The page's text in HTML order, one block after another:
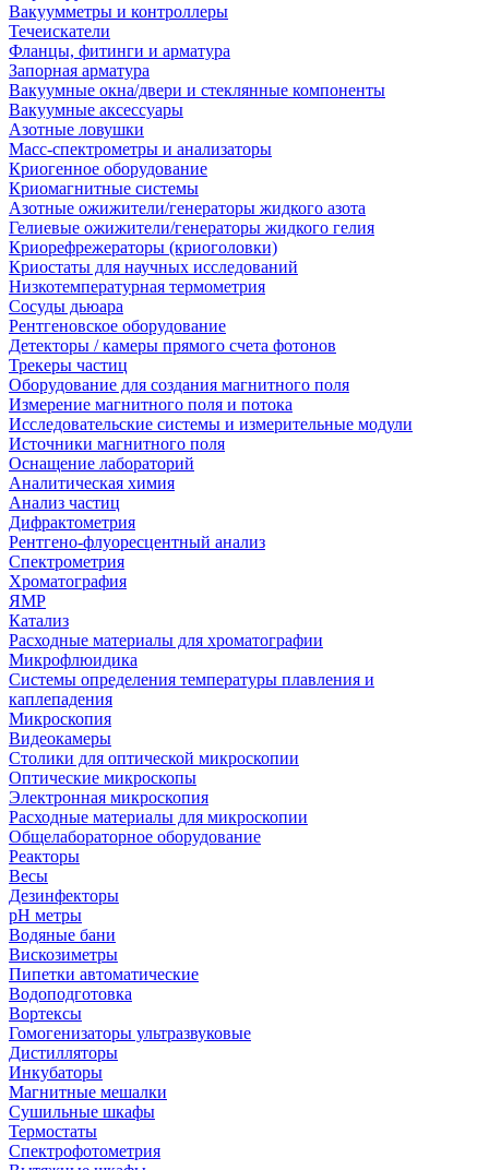
Вакуумметры и контроллеры
Течеискатели
Фланцы, фитинги и арматура
Запорная арматура
Вакуумные окна/двери и стеклянные компоненты
Вакуумные аксессуары
Азотные ловушки
Масс-спектрометры и анализаторы
Криогенное оборудование
Криомагнитные системы
Азотные ожижители/генераторы жидкого азота
Гелиевые ожижители/генераторы жидкого гелия
Криорефрежераторы (криоголовки)
Криостаты для научных исследований
Низкотемпературная термометрия
Сосуды дьюара
Рентгеновское оборудование
Детекторы / камеры прямого счета фотонов
Трекеры частиц
Оборудование для создания магнитного поля
Измерение магнитного поля и потока
Исследовательские системы и измерительные модули
Источники магнитного поля
Оснащение лабораторий
Аналитическая химия
Анализ частиц
Дифрактометрия
Рентгено-флуоресцентный анализ
Спектрометрия
Хроматография
ЯМР
Катализ
Расходные материалы для хроматографии
Микрофлюидика
Системы определения температуры плавления и
каплепадения
Микроскопия
Видеокамеры
Столики для оптической микроскопии
Оптические микроскопы
Электронная микроскопия
Расходные материалы для микроскопии
Общелабораторное оборудование
Реакторы
Весы
Дезинфекторы
рН метры
Водяные бани
Вискозиметры
Пипетки автоматические
Водоподготовка
Вортексы
Гомогенизаторы ультразвуковые
Дистилляторы
Инкубаторы
Магнитные мешалки
Сушильные шкафы
Термостаты
Спектрофотометрия